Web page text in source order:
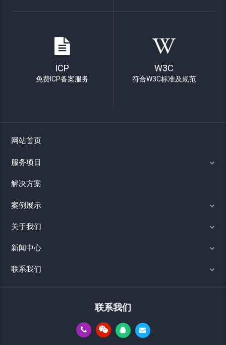
ICP
免费ICP备案服务
W3C
符合W3C标准及规范
网站首页
服务项目
解决方案
案例展示
关于我们
新闻中心
联系我们
联系我们